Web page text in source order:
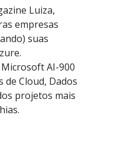
Luiza,
empresas
suas
AI-900
Cloud, Dados
projetos mais